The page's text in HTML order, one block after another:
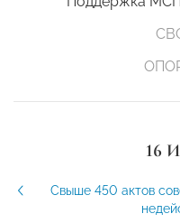
16
Свыше 450 актов